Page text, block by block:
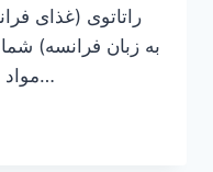
راتاتوی (غذای
شما
Ratatouille) مواد لازم برای 4 نفر…